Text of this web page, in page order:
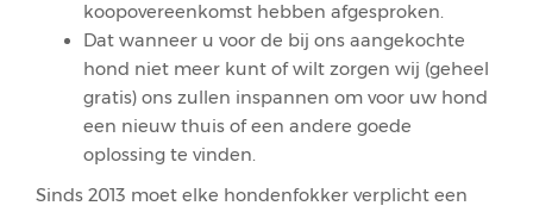
koopovereenkomst hebben afgesproken.
Dat wanneer u voor de bij ons aangekochte
hond niet meer kunt of wilt zorgen wij (geheel
gratis) ons zullen inspannen om voor uw hond
een nieuw thuis of een andere goede
oplossing te vinden.
Sinds 2013 moet elke hondenfokker verplicht een